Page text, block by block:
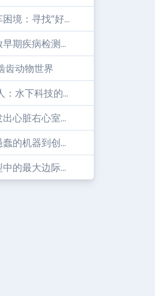
境：寻找“好...
期疾病检测...
齿动物世界
：水下科技的...
心脏右心室...
的机器到创...
的最大边际...